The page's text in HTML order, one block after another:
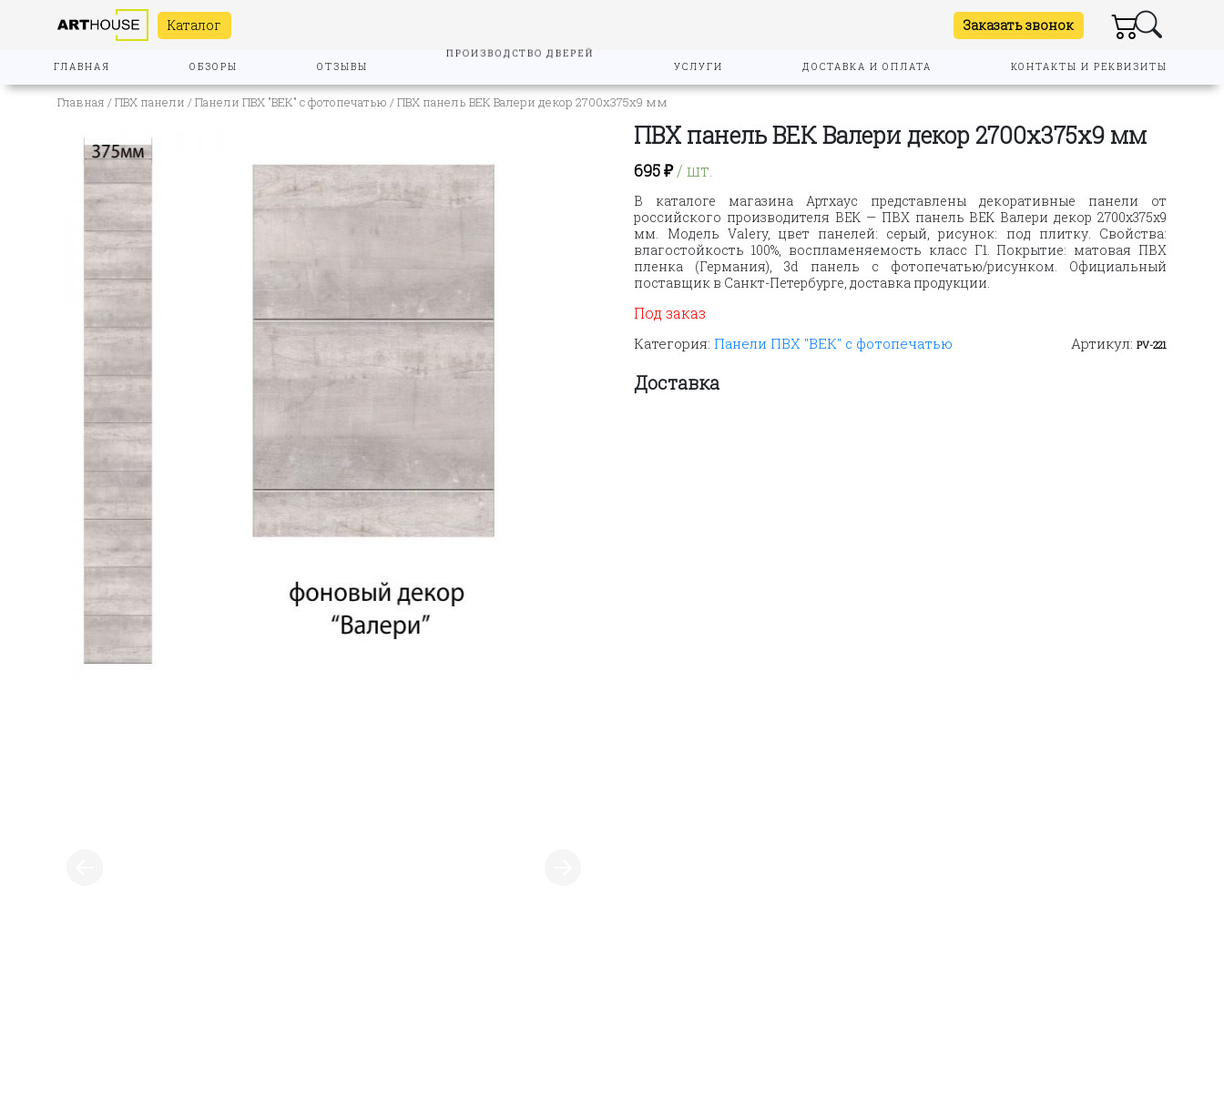
Каталог Заказать звонок
ГЛАВНАЯ ОБЗОРЫ ОТЗЫВЫ УСЛУГИ ДОСТАВКА И ОПЛАТА КОНТАКТЫ И РЕКВИЗИТЫ
Главная /ПВХ панели /Панели ПВХ "ВЕК" с фотопечатью / ПВХ панель ВЕК Валери декор 2700х375х9 мм
ПВХ панель ВЕК Валери декор 2700х375х9 мм
695₽/ шт.
В каталоге магазина Артхаус представлены декоративные панели от
российского производителя ВЕК — ПВХ панель ВЕК Валери декор 2700х375х9
мм. Модель Valery, цвет панелей: серый, рисунок: под плитку. Свойства:
влагостойкость 100%, воспламеняемость класс Г1. Покрытие: матовая ПВХ
пленка (Германия), 3d панель с фотопечатью/рисунком. Официальный
поставщик в Санкт-Петербурге, доставка продукции.
Под заказ
Артикул: PV-221
Категория: Панели ПВХ "ВЕК" с фотопечатью
Доставка